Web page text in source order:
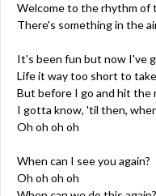
Welcome to the rhythm of
There's something in the
It's been fun but now I've
Life it way too short to
But before I go and hit the
I gotta know, 'til then,
Oh oh oh oh
When can I see you again?
Oh oh oh oh